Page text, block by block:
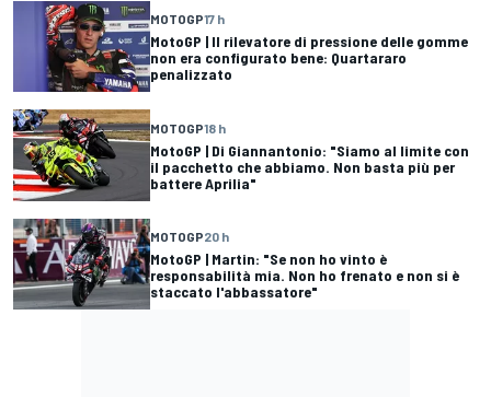
MOTOGP17 h
MotoGP | Il rilevatore di pressione delle gomme
non era configurato bene: Quartararo
penalizzato
MOTOGP18 h
MotoGP | Di Giannantonio: "Siamo al limite con
il pacchetto che abbiamo. Non basta più per
battere Aprilia"
MOTOGP20 h
MotoGP | Martin: "Se non ho vinto è
responsabilità mia. Non ho frenato e non si è
staccato l'abbassatore"